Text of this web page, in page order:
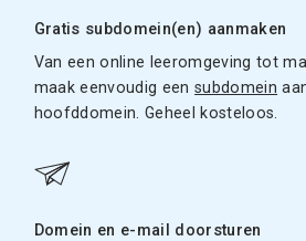
Gratis subdomein(en) aanmaken
Van een online leeromgeving tot
maak eenvoudig eensubdomein
hoofddomein. Geheel kosteloos.
Domein en e-mail doorsturen